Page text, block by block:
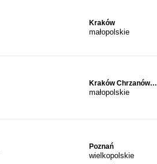
Kraków
małopolskie
Kraków Chrzanów…
małopolskie
Poznań
wielkopolskie